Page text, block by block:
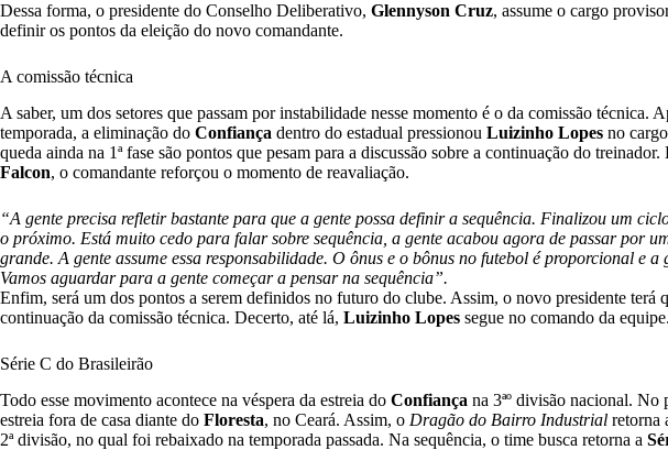
Dessa forma, o presidente do Conselho Deliberativo, Glennyson Cruz, assume o cargo
definir os pontos da eleição do novo comandante.
A comissão técnica
A saber, um dos setores que passam por instabilidade nesse momento é o da comissão técnica.
temporada, a eliminação do Confiança dentro do estadual pressionou Luizinho Lopes no
queda ainda na 1ª fase são pontos que pesam para a discussão sobre a continuação do
Falcon, o comandante reforçou o momento de reavaliação.
“A gente precisa refletir bastante para que a gente possa definir a sequência. Finalizou um
o próximo. Está muito cedo para falar sobre sequência, a gente acabou agora de passar por
grande. A gente assume essa responsabilidade. O ônus e o bônus no futebol é proporcional e
Vamos aguardar para a gente começar a pensar na sequência”.
Enfim, será um dos pontos a serem definidos no futuro do clube. Assim, o novo presidente terá
continuação da comissão técnica. Decerto, até lá, Luizinho Lopes segue no comando da equipe.
Série C do Brasileirão
Todo esse movimento acontece na véspera da estreia do Confiança na 3ªº divisão nacional.
estreia fora de casa diante do Floresta, no Ceará. Assim, o Dragão do Bairro Industrial retorna
2ª divisão, no qual foi rebaixado na temporada passada. Na sequência, o time busca retorna a